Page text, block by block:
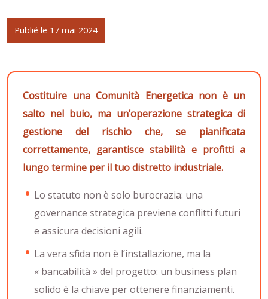
Publié le 17 mai 2024
Costituire una Comunità Energetica non è un
salto nel buio, ma un’operazione strategica di
gestione del rischio che, se pianificata
correttamente, garantisce stabilità e profitti a
lungo termine per il tuo distretto industriale.
Lo statuto non è solo burocrazia: una
governance strategica previene conflitti futuri
e assicura decisioni agili.
La vera sfida non è l’installazione, ma la
« bancabilità » del progetto: un business plan
solido è la chiave per ottenere finanziamenti.